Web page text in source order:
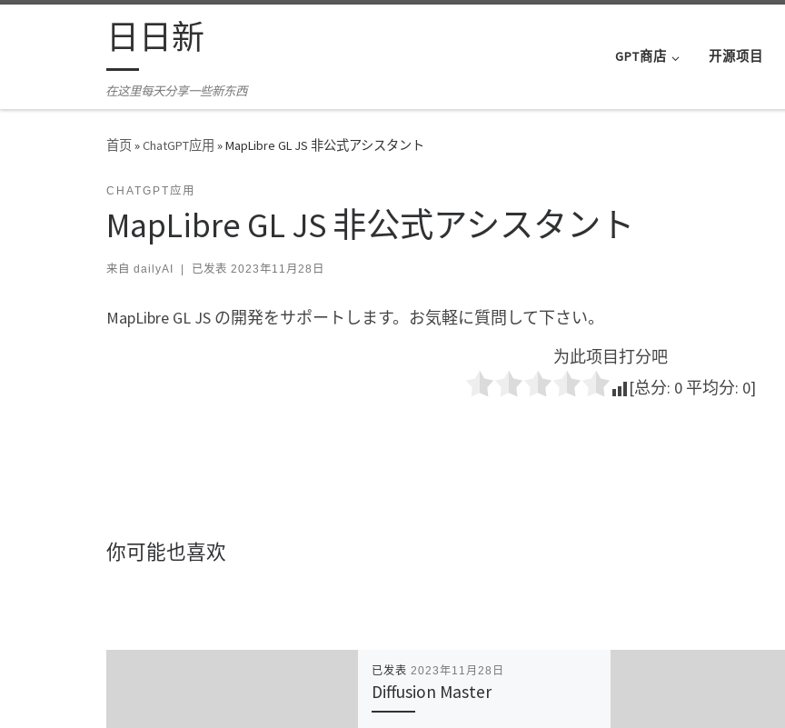
Skip to content日日新
在这里每天分享一些新东西
GPT商店 开源项目
首页»ChatGPT应用 »MapLibre GL JS 非公式アシスタント
CHATGPT应用
MapLibre GL JS 非公式アシスタント
来自 dailyAI 已发表 2023年11月28日
MapLibre GL JS の開発をサポートします。お気軽に質問して下さい。
为此项目打分吧
[总分: 0 平均分: 0]
你可能也喜欢
已发表 2023年11月28日
Diffusion Master